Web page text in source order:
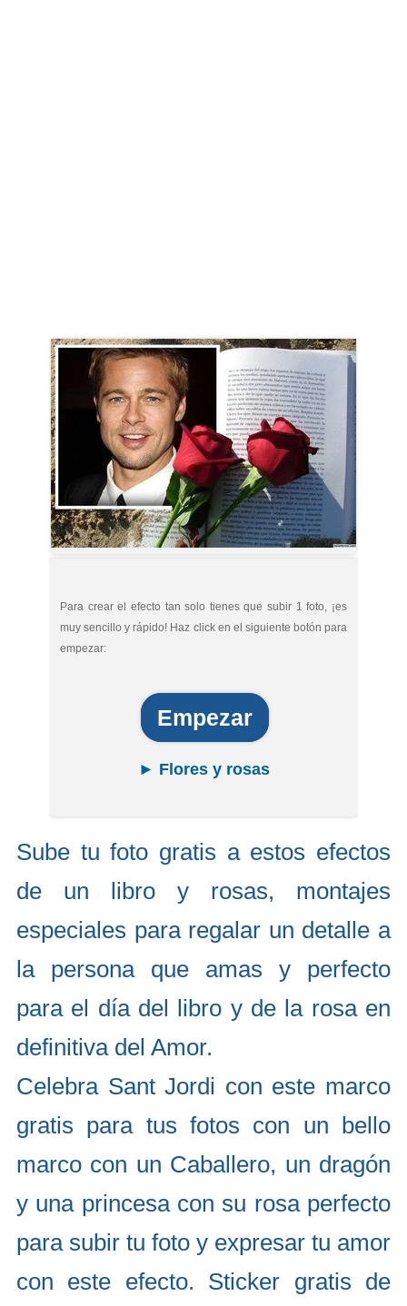
Para crear el efecto tan solo tienes que subir 1 foto, ¡es
muy sencillo y rápido! Haz click en el siguiente botón para
empezar:
Empezar
► Flores y rosas
Sube tu foto gratis a estos efectos
de un libro y rosas, montajes
especiales para regalar un detalle a
la persona que amas y perfecto
para el día del libro y de la rosa en
definitiva del Amor.
Celebra Sant Jordi con este marco
gratis para tus fotos con un bello
marco con un Caballero, un dragón
y una princesa con su rosa perfecto
para subir tu foto y expresar tu amor
con este efecto. Sticker gratis de